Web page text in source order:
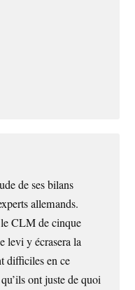
de ses bilans
allemands.
CLM de cinque
levi y écrasera la
difficiles en ce
ont juste de quoi